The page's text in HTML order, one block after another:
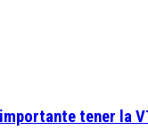
tener la